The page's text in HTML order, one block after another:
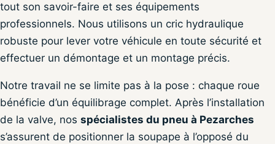
tout son savoir-faire et ses équipements
professionnels. Nous utilisons un cric hydraulique
robuste pour lever votre véhicule en toute sécurité et
effectuer un démontage et un montage précis.
Notre travail ne se limite pas à la pose : chaque roue
bénéficie d’un équilibrage complet. Après l’installation
de la valve, nos spécialistes du pneu à Pezarches
s’assurent de positionner la soupape à l’opposé du